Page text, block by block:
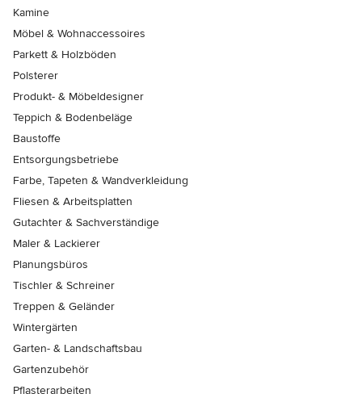
Kamine
Möbel & Wohnaccessoires
Parkett & Holzböden
Polsterer
Produkt- & Möbeldesigner
Teppich & Bodenbeläge
Baustoffe
Entsorgungsbetriebe
Farbe, Tapeten & Wandverkleidung
Fliesen & Arbeitsplatten
Gutachter & Sachverständige
Maler & Lackierer
Planungsbüros
Tischler & Schreiner
Treppen & Geländer
Wintergärten
Garten- & Landschaftsbau
Gartenzubehör
Pflasterarbeiten